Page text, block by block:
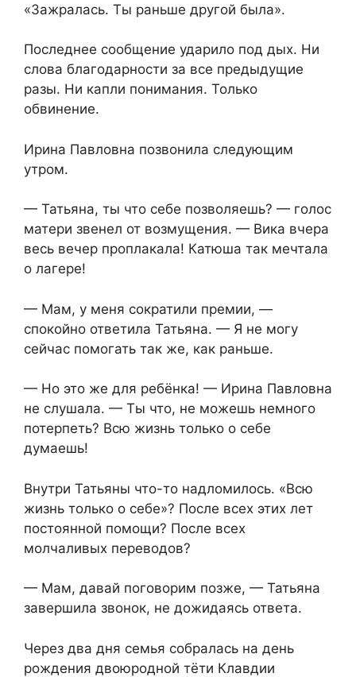
«Зажралась. Ты раньше другой была».
Последнее сообщение ударило под дых. Ни
слова благодарности за все предыдущие
разы. Ни капли понимания. Только
обвинение.
Ирина Павловна позвонила следующим
утром.
— Татьяна, ты что себе позволяешь? — голос
матери звенел от возмущения. — Вика вчера
весь вечер проплакала! Катюша так мечтала
о лагере!
— Мам, у меня сократили премии, —
спокойно ответила Татьяна. — Я не могу
сейчас помогать так же, как раньше.
— Но это же для ребёнка! — Ирина Павловна
не слушала. — Ты что, не можешь немного
потерпеть? Всю жизнь только о себе
думаешь!
Внутри Татьяны что-то надломилось. «Всю
жизнь только о себе»? После всех этих лет
постоянной помощи? После всех
молчаливых переводов?
— Мам, давай поговорим позже, — Татьяна
завершила звонок, не дожидаясь ответа.
Через два дня семья собралась на день
рождения двоюродной тёти Клавдии